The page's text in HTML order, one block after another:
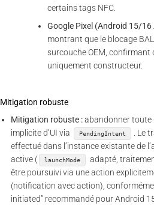
certains tags NFC.
Google Pixel (Android 15/16
montrant que le blocage
surcouche OEM, confirmant
uniquement constructeur.
Mitigation robuste
Mitigation robuste :abandonner toute
implicite d’UI via
PendingIntent
. Le
effectué dans l’instance existante de
active (
launchMode adapté,
être poursuivi via une action
(notification avec action),
initiated” recommandé pour Android